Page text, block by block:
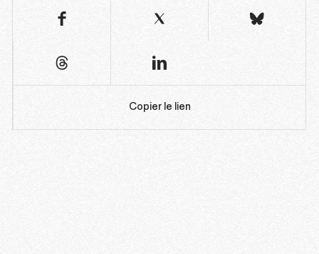
Copier le lien